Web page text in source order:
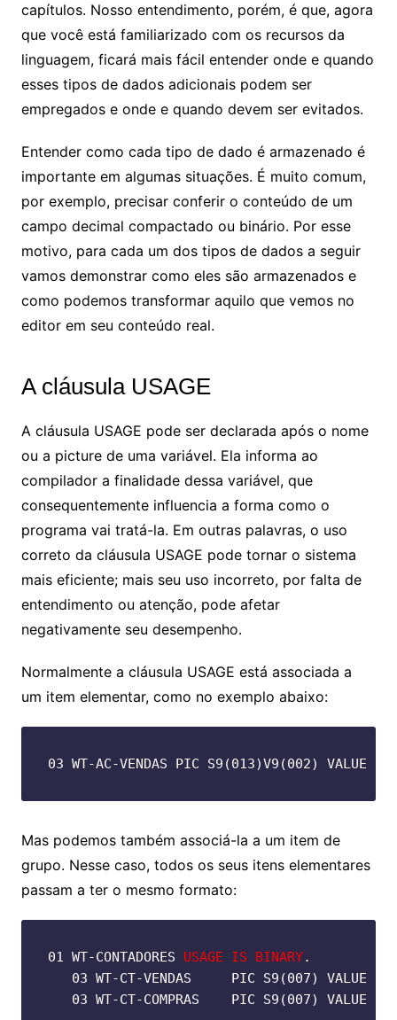
capítulos. Nosso entendimento, porém, é que, agora
que você está familiarizado com os recursos da
linguagem, ficará mais fácil entender onde e quando
esses tipos de dados adicionais podem ser
empregados e onde e quando devem ser evitados.
Entender como cada tipo de dado é armazenado é
importante em algumas situações. É muito comum,
por exemplo, precisar conferir o conteúdo de um
campo decimal compactado ou binário. Por esse
motivo, para cada um dos tipos de dados a seguir
vamos demonstrar como eles são armazenados e
como podemos transformar aquilo que vemos no
editor em seu conteúdo real.
A cláusula USAGE
A cláusula USAGE pode ser declarada após o nome
ou a picture de uma variável. Ela informa ao
compilador a finalidade dessa variável, que
consequentemente influencia a forma como o
programa vai tratá-la. Em outras palavras, o uso
correto da cláusula USAGE pode tornar o sistema
mais eficiente; mais seu uso incorreto, por falta de
entendimento ou atenção, pode afetar
negativamente seu desempenho.
Normalmente a cláusula USAGE está associada a
um item elementar, como no exemplo abaixo:
03 WT-AC-VENDAS PIC S9(013)V9(002) VALUE
Mas podemos também associá-la a um item de
grupo. Nesse caso, todos os seus itens elementares
passam a ter o mesmo formato:
01 WT-CONTADORES USAGE IS BINARY.
03 WT-CT-VENDAS     PIC S9(007) VALUE
03 WT-CT-COMPRAS    PIC S9(007) VALUE